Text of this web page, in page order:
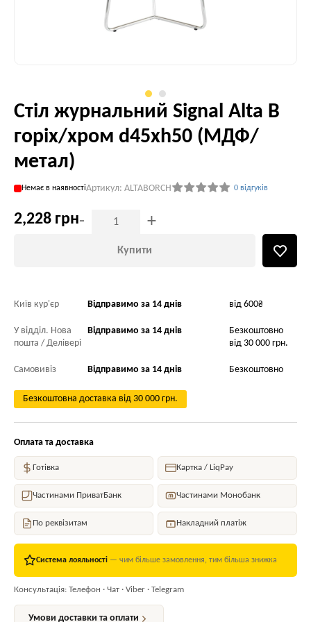
Стіл журнальний Signal Alta B
горіх/хром d45хh50 (МДФ/
метал)
Немає в наявностіАртикул: ALTABORCH 0 відгуків
2,228 грн- +
Купити
Київ кур'єр Відправимо за 14 днів від 600₴
У відділ. Нова
пошта / Делівері
Відправимо за 14 днів
Безкоштовно
від 30 000 грн.
Самовивіз Відправимо за 14 днів Безкоштовно
Безкоштовна доставка від 30 000 грн.
Оплата та доставка
Готівка Картка / LiqPay
Частинами ПриватБанк Частинами Монобанк
По реквізитам Накладний платіж
Система лояльності — чим більше замовлення, тим більша знижка
Консультація: Телефон · Чат · Viber · Telegram
Умови доставки та оплати